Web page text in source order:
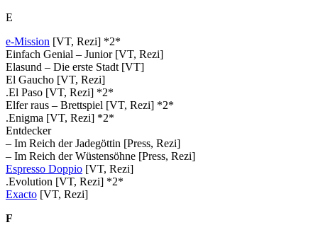
E
e-Mission [VT, Rezi] *2*
Einfach Genial – Junior [VT, Rezi]
Elasund – Die erste Stadt [VT]
El Gaucho [VT, Rezi]
.El Paso [VT, Rezi] *2*
Elfer raus – Brettspiel [VT, Rezi] *2*
.Enigma [VT, Rezi] *2*
Entdecker
– Im Reich der Jadegöttin [Press, Rezi]
– Im Reich der Wüstensöhne [Press, Rezi]
Espresso Doppio [VT, Rezi]
.Evolution [VT, Rezi] *2*
Exacto [VT, Rezi]
F